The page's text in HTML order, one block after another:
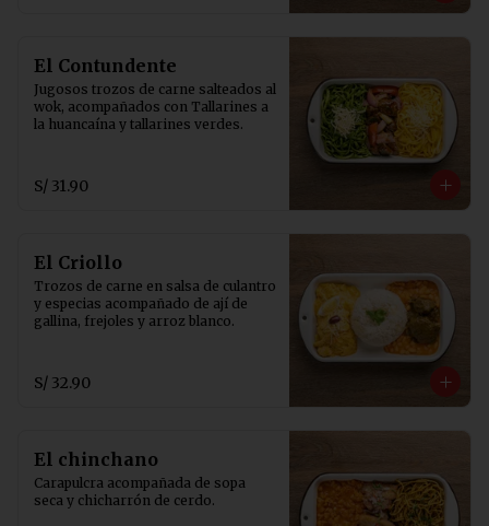
El Contundente
Jugosos trozos de carne salteados al
wok, acompañados con Tallarines a
la huancaína y tallarines verdes.
S/ 31.90
El Criollo
Trozos de carne en salsa de culantro
y especias acompañado de ají de
gallina, frejoles y arroz blanco.
S/ 32.90
El chinchano
Carapulcra acompañada de sopa
seca y chicharrón de cerdo.